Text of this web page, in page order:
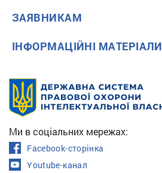
ЗАЯВНИКАМ
ІНФОРМАЦІЙНІ МАТЕРІАЛИ
Ми в соціальних мережах:
Facebook-сторінка
Youtube-канал